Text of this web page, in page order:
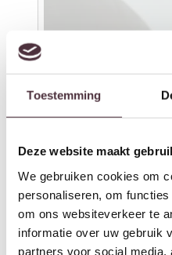
Toestemming
Deze website maakt
We gebruiken cookies om
personaliseren, om
om ons websiteverkeer te
informatie over uw gebruik
partners voor social